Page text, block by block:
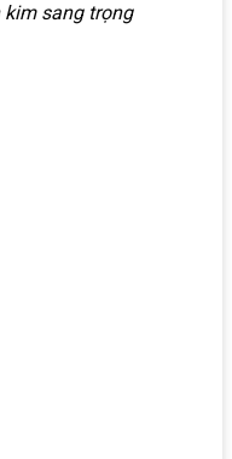
sang trọng